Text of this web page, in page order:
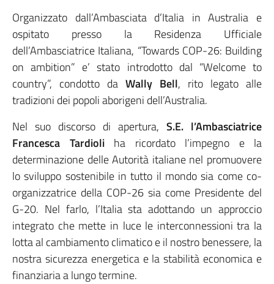
Organizzato dall’Ambasciata d’Italia in Australia e
ospitato presso la Residenza Ufficiale
dell’Ambasciatrice Italiana, “Towards COP-26: Building
on ambition” e’ stato introdotto dal “Welcome to
country”, condotto da Wally Bell, rito legato alle
tradizioni dei popoli aborigeni dell’Australia.
Nel suo discorso di apertura, S.E. l’Ambasciatrice
Francesca Tardioliha ricordato l’impegno e la
determinazione delle Autorità italiane nel promuovere
lo sviluppo sostenibile in tutto il mondo sia come co-
organizzatrice della COP-26 sia come Presidente del
G-20. Nel farlo, l’Italia sta adottando un approccio
integrato che mette in luce le interconnessioni tra la
lotta al cambiamento climatico e il nostro benessere, la
nostra sicurezza energetica e la stabilità economica e
finanziaria a lungo termine.